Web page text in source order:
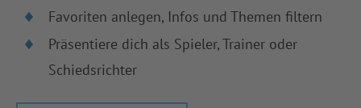
Favoriten anlegen, Infos und Themen filtern
Präsentiere dich als Spieler, Trainer oder
Schiedsrichter